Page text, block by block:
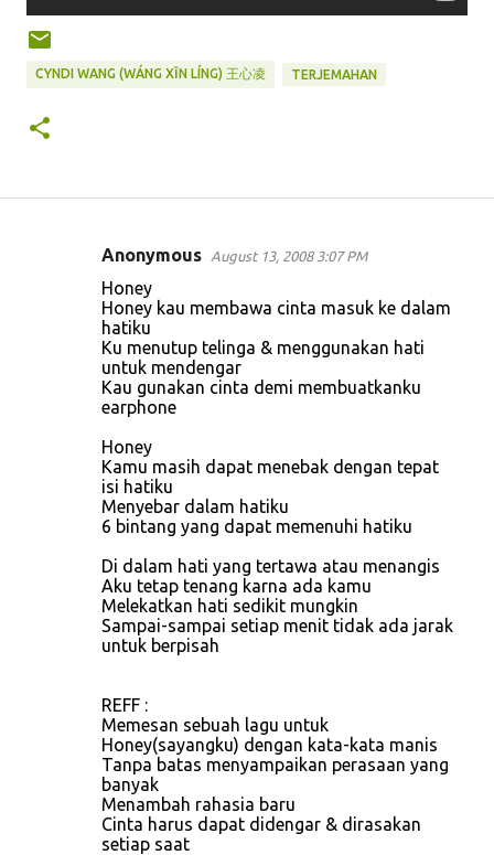
CYNDI WANG (WÁNG XĪN LÍNG) 王心凌 TERJEMAHAN
Anonymous August 13, 2008 3:07 PM
Honey
Honey kau membawa cinta masuk ke dalam
hatiku
Ku menutup telinga & menggunakan hati
untuk mendengar
Kau gunakan cinta demi membuatkanku
earphone
Honey
Kamu masih dapat menebak dengan tepat
isi hatiku
Menyebar dalam hatiku
6 bintang yang dapat memenuhi hatiku
Di dalam hati yang tertawa atau menangis
Aku tetap tenang karna ada kamu
Melekatkan hati sedikit mungkin
Sampai-sampai setiap menit tidak ada jarak
untuk berpisah
REFF :
Memesan sebuah lagu untuk
Honey(sayangku) dengan kata-kata manis
Tanpa batas menyampaikan perasaan yang
banyak
Menambah rahasia baru
Cinta harus dapat didengar & dirasakan
setiap saat